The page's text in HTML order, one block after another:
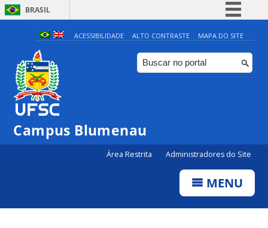
BRASIL
Simplifique!
Comunica BR
Participe
ACESSIBILIDADE ALTO CONTRASTE MAPA DO SITE
Campus Blumenau
Área Restrita Administradores do Site
MENU